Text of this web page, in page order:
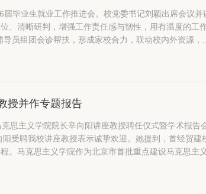
生就业工作推进会。校党委书记刘颖出席会议并讲话，会议由校
、清晰研判，增强工作责任感与韧性，用有温度的工
员组团会诊帮扶，形成家校合力，联动校内外资源，...
授并作专题报告
思主义学院院长辛向阳讲座教授聘任仪式暨学术报
。马克思主义学院作为北京市首批重点建设马克思主义